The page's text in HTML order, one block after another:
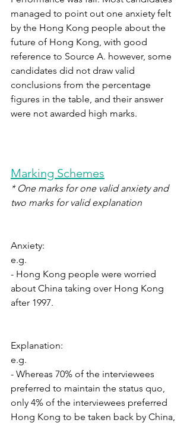
managed to point out one anxiety felt
by the Hong Kong people about the
future of Hong Kong, with good
reference to Source A. however, some
candidates did not draw valid
conclusions from the percentage
figures in the table, and their answer
were not awarded high marks.
Marking Schemes
* One marks for one valid anxiety and
two marks for valid explanation
Anxiety:
e.g.
- Hong Kong people were worried
about China taking over Hong Kong
after 1997.
Explanation:
e.g.
- Whereas 70% of the interviewees
preferred to maintain the status quo,
only 4% of the interviewees preferred
Hong Kong to be taken back by China,